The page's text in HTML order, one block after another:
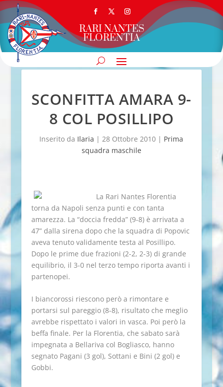
RARI NANTES
FLORENTIA
SCONFITTA AMARA 9-
8 COL POSILLIPO
Inserito da Ilaria |28 Ottobre 2010 | Prima
squadra maschile
La Rari Nantes Florentia
torna da Napoli senza punti e con tanta
amarezza. La “doccia fredda” (9-8) è arrivata a
47” dalla sirena dopo che la squadra di Popovic
aveva tenuto validamente testa al Posillipo.
Dopo le prime due frazioni (2-2, 2-3) di grande
equilibrio, il 3-0 nel terzo tempo riporta avanti i
partenopei.
I biancorossi riescono però a rimontare e
portarsi sul pareggio (8-8), risultato che meglio
avrebbe rispettato i valori in vasca. Poi però la
beffa finale. Per la Florentia, che sabato sarà
impegnata a Bellariva col Bogliasco, hanno
segnato Pagani (3 gol), Sottani e Bini (2 gol) e
Gobbi.